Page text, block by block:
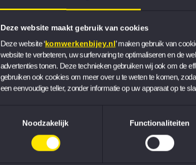
Deze website maakt gebruik van cookies
Deze website ‘komwerkenbijey.nl’ maken gebruik van
website te verbeteren, uw surfervaring te optimaliseren en de
advertenties tonen. Deze technieken gebruiken wij ook om de
gebruiken ook cookies om meer over u te weten te komen,
een eenvoudige teller, zonder informatie op uw apparaat op te
Noodzakelijk
Functionaliteiten